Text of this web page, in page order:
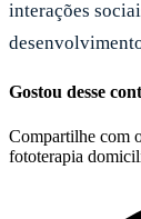
interações
Gostou desse
Compartilhe com
fototerapia